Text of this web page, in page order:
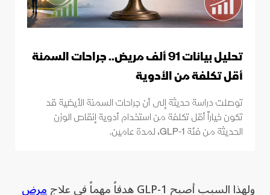
تحليل بيانات 91 ألف مريض.. جراحات السمنة
أقل تكلفة من الأدوية
توصلت دراسة حديثة إلى أن جراحات السمنة الأيضية قد
تكون خياراً أقل تكلفة من استخدام أدوية إنقاص الوزن
الحديثة من فئة GLP-1، لمدة عامين.
ولهذا السبب أصبح GLP-1 هدفاً مهماً في علاج
مرض